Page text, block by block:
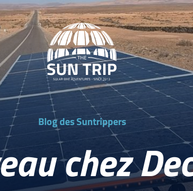
Blog des Suntrippers
chez